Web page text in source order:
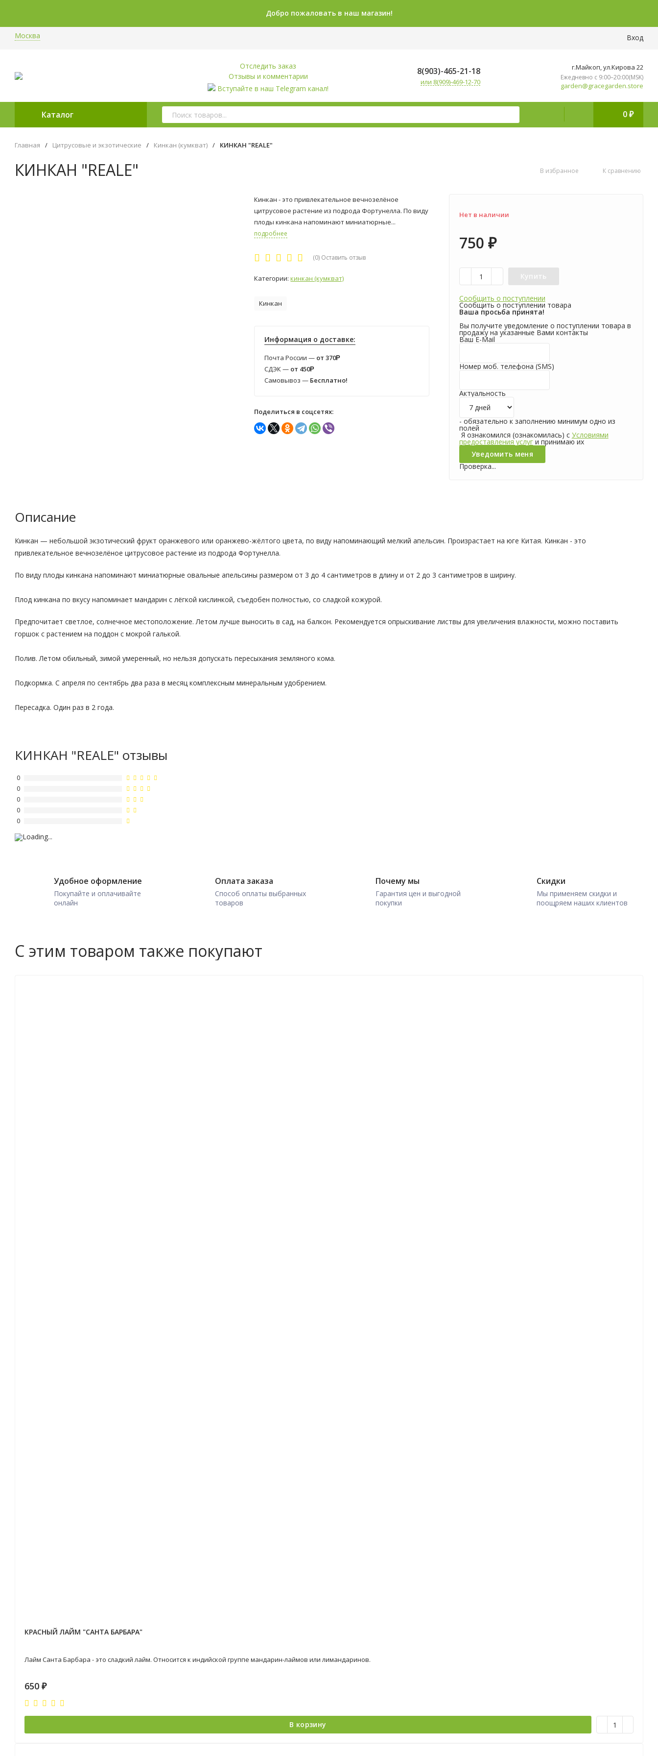
Добро пожаловать в наш магазин!
Москва Вход
Отследить заказ
Отзывы и комментарии
Вступайте в наш Telegram канал!
8(903)-465-21-18
или 8(909)-469-12-70
г.Майкоп, ул.Кирова 22
Ежедневно с 9:00–20:00(MSK)
garden@gracegarden.store
Каталог 0 ₽
Главная / Цитрусовые и экзотические / Кинкан (кумкват) / КИНКАН "REALE"
КИНКАН "REALE" В избранное К сравнению
Кинкан - это привлекательное вечнозелёное
цитрусовое растение из подрода Фортунелла. По виду
плоды кинкана напоминают миниатюрные...
подробнее
(0) Оставить отзыв
Категории:кинкан (кумкват)
Кинкан
Информация о доставке:
Почта России — от 370Р
СДЭК — от 450Р
Самовывоз — Бесплатно!
Поделиться в соцсетях:
Нет в наличии
750 ₽
Купить
Сообщить о поступлении
Сообщить о поступлении товара
Ваша просьба принята!
Вы получите уведомление о поступлении товара в
продажу на указанные Вами контакты
Ваш E-Mail
Номер моб. телефона (SMS)
Актуальность
- обязательно к заполнению минимум одно из
полей
Я ознакомился (ознакомилась) с Условиями
предоставления услуги принимаю их
Проверка...
Описание
Кинкан — небольшой экзотический фрукт оранжевого или оранжево-жёлтого цвета, по виду напоминающий мелкий апельсин. Произрастает на юге Китая. Кинкан - это
привлекательное вечнозелёное цитрусовое растение из подрода Фортунелла.
По виду плоды кинкана напоминают миниатюрные овальные апельсины размером от 3 до 4 сантиметров в длину и от 2 до 3 сантиметров в ширину.
Плод кинкана по вкусу напоминает мандарин с лёгкой кислинкой, съедобен полностью, со сладкой кожурой.
Предпочитает светлое, солнечное местоположение. Летом лучше выносить в сад, на балкон. Рекомендуется опрыскивание листвы для увеличения влажности, можно поставить
горшок с растением на поддон с мокрой галькой.
Полив. Летом обильный, зимой умеренный, но нельзя допускать пересыхания земляного кома.
Подкормка. С апреля по сентябрь два раза в месяц комплексным минеральным удобрением.
Пересадка. Один раз в 2 года.
КИНКАН "REALE" отзывы
0
0
0
0
0
Удобное оформление
Покупайте и оплачивайте
онлайн
Оплата заказа
Способ оплаты выбранных
товаров
Почему мы
Гарантия цен и выгодной
покупки
Скидки
Мы применяем скидки и
поощряем наших клиентов
С этим товаром также покупают
КРАСНЫЙ ЛАЙМ "САНТА БАРБАРА"
Лайм Санта Барбара - это сладкий лайм. Относится к индийской группе мандарин-лаймов или лимандаринов.
650 ₽
В корзину